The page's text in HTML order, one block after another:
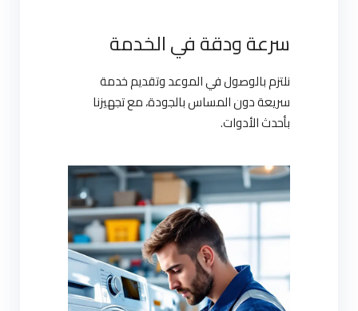
سرعة ودقة في الخدمة
نلتزم بالوصول في الموعد وتقديم خدمة
سريعة دون المساس بالجودة، مع تجهيزنا
بأحدث الأدوات.